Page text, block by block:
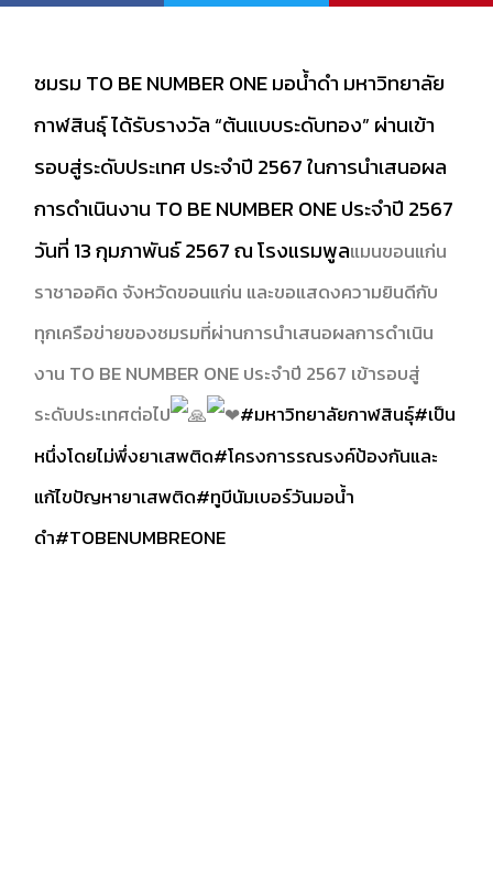
ชมรม TO BE NUMBER ONE มอน้ำดำ มหาวิทยาลัย
กาฬสินธุ์ ได้รับรางวัล “ต้นแบบระดับทอง” ผ่านเข้า
รอบสู่ระดับประเทศ ประจำปี 2567 ในการนำเสนอผล
การดำเนินงาน TO BE NUMBER ONE ประจำปี 2567
วันที่ 13 กุมภาพันธ์ 2567 ณ โรงแรมพูลแมนขอนแก่น
ราชาออคิด จังหวัดขอนแก่น และขอแสดงความยินดีกับ
ทุกเครือข่ายของชมรมที่ผ่านการนำเสนอผลการดำเนิน
งาน TO BE NUMBER ONE ประจำปี 2567 เข้ารอบสู่
ระดับประเทศต่อไป
#มหาวิทยาลัยกาฬสินธุ์#เป็น
หนึ่งโดยไม่พึ่งยาเสพติด#โครงการรณรงค์ป้องกันและ
แก้ไขปัญหายาเสพติด#ทูบีนัมเบอร์วันมอน้ำ
ดำ#TOBENUMBREONE